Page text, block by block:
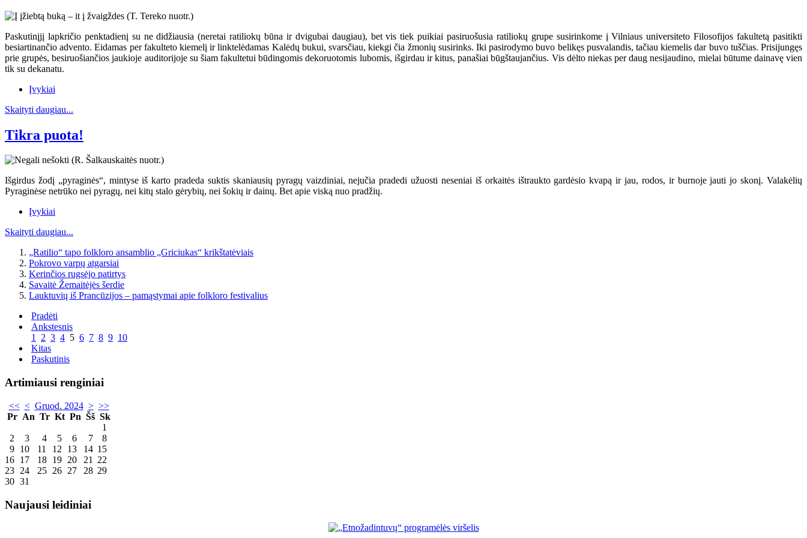
Paskutinįjį lapkričio penktadienį su ne didžiausia (neretai ratiliokų būna ir dvigubai daugiau), bet vis tiek puikiai pasiruošusia ratiliokų grupe susirinkome į Vilniaus universiteto Filosofijos fakultetą pasitikti
besiartinančio advento. Eidamas per fakulteto kiemelį ir linktelėdamas Kalėdų bukui, svarsčiau, kiekgi čia žmonių susirinks. Iki pasirodymo buvo belikęs pusvalandis, tačiau kiemelis dar buvo tuščias. Prisijungęs
prie grupės, besiruošiančios jaukioje auditorijoje su šiam fakultetui būdingomis dekoruotomis lubomis, išgirdau ir kitus, panašiai būgštaujančius. Vis dėlto niekas per daug nesijaudino, mielai būtume dainavę vien
tik su dekanatu.
Įvykiai
Skaityti daugiau...
Tikra puota!
Išgirdus žodį „pyraginės“, mintyse iš karto pradeda suktis skaniausių pyragų vaizdiniai, nejučia pradedi užuosti neseniai iš orkaitės ištraukto gardėsio kvapą ir jau, rodos, ir burnoje jauti jo skonį. Valakėlių
Pyraginėse netrūko nei pyragų, nei kitų stalo gėrybių, nei šokių ir dainų. Bet apie viską nuo pradžių.
Įvykiai
Skaityti daugiau...
„Ratilio“ tapo folkloro ansamblio „Griciukas“ krikštatėviais
Pokrovo varpų atgarsiai
Kerinčios rugsėjo patirtys
Savaitė Žemaitėjės šerdie
Lauktuvių iš Prancūzijos – pamąstymai apie folkloro festivalius
Pradėti
Ankstesnis
1 2 3 4 5 6 7 8 9 10
Kitas
Paskutinis
Artimiausi renginiai
<< < Gruod. 2024 > >>
Pr An Tr Kt Pn Šš Sk
1
2
3 4 5 6 7
8
9 10 11 12 13 14 15
16 17 18 19 20 21
22
23 24 25 26 27 28 29
30 31
Naujausi leidiniai